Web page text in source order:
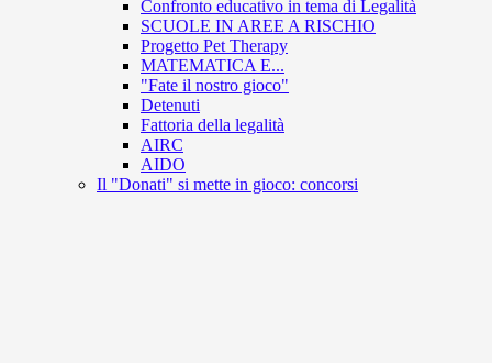
Confronto educativo in tema di Legalità
SCUOLE IN AREE A RISCHIO
Progetto Pet Therapy
MATEMATICA E...
"Fate il nostro gioco"
Detenuti
Fattoria della legalità
AIRC
AIDO
Il "Donati" si mette in gioco: concorsi